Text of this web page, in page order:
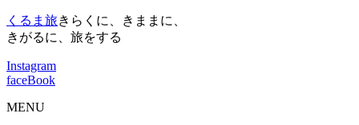
くるま旅きらくに、きままに、
きがるに、旅をする
Instagram
faceBook
MENU